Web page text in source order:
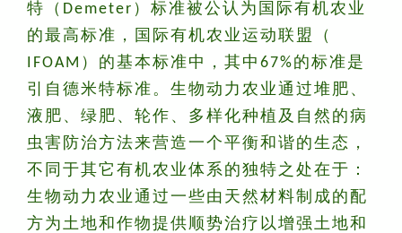
特（Demeter）标准被公认为国际有机农业
的最高标准，国际有机农业运动联盟（
IFOAM）的基本标准中，其中67%的标准是
引自德米特标准。生物动力农业通过堆肥、
液肥、绿肥、轮作、多样化种植及自然的病
虫害防治方法来营造一个平衡和谐的生态，
不同于其它有机农业体系的独特之处在于：
生物动力农业通过一些由天然材料制成的配
方为土地和作物提供顺势治疗以增强土地和